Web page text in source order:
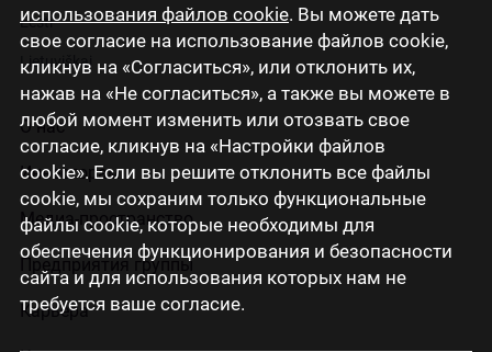
использования файлов cookie. Вы можете дать
свое согласие на использование файлов cookie,
кликнув на «Согласиться», или отклонить их,
нажав на «Не согласиться», а также вы можете в
любой момент изменить или отозвать свое
согласие, кликнув на «Настройки файлов
cookie». Если вы решите отклонить все файлы
cookie, мы сохраним только функциональные
файлы cookie, которые необходимы для
обеспечения функционирования и безопасности
сайта и для использования которых нам не
требуется ваше согласие.
Eesti
Lietuviškai
О нас
Инвесторам
Медиа-пространство
Предприятия группы
Карьера